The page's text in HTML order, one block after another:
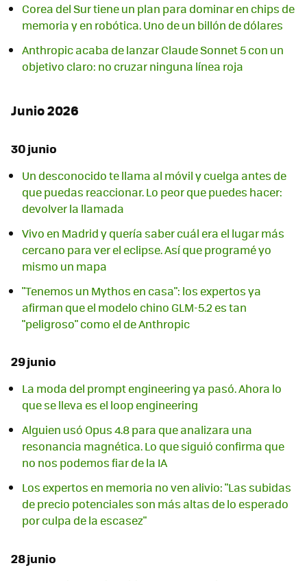
Corea del Sur tiene un plan para dominar en chips de
memoria y en robótica. Uno de un billón de dólares
Anthropic acaba de lanzar Claude Sonnet 5 con un
objetivo claro: no cruzar ninguna línea roja
Junio 2026
30 junio
Un desconocido te llama al móvil y cuelga antes de
que puedas reaccionar. Lo peor que puedes hacer:
devolver la llamada
Vivo en Madrid y quería saber cuál era el lugar más
cercano para ver el eclipse. Así que programé yo
mismo un mapa
"Tenemos un Mythos en casa": los expertos ya
afirman que el modelo chino GLM-5.2 es tan
"peligroso" como el de Anthropic
29 junio
La moda del prompt engineering ya pasó. Ahora lo
que se lleva es el loop engineering
Alguien usó Opus 4.8 para que analizara una
resonancia magnética. Lo que siguió confirma que
no nos podemos fiar de la IA
Los expertos en memoria no ven alivio: "Las subidas
de precio potenciales son más altas de lo esperado
por culpa de la escasez"
28 junio